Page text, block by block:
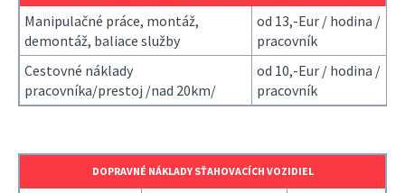
Manipulačné práce, montáž,
demontáž, baliace služby
od 13,-Eur / hodina /
pracovník
Cestovné náklady
pracovníka/prestoj /nad 20km/
od 10,-Eur / hodina /
pracovník
DOPRAVNÉ NÁKLADY SŤAHOVACÍCH VOZIDIEL